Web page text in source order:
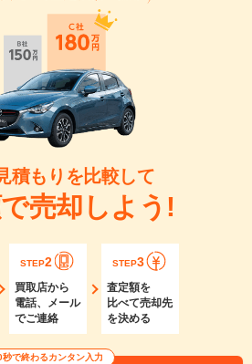
積もりを比較して
売却しよう!
STEP2
買取店から
電話、メール
でご連絡
STEP3
査定額を
比べて売却先
を決める
秒で終わるカンタン入力